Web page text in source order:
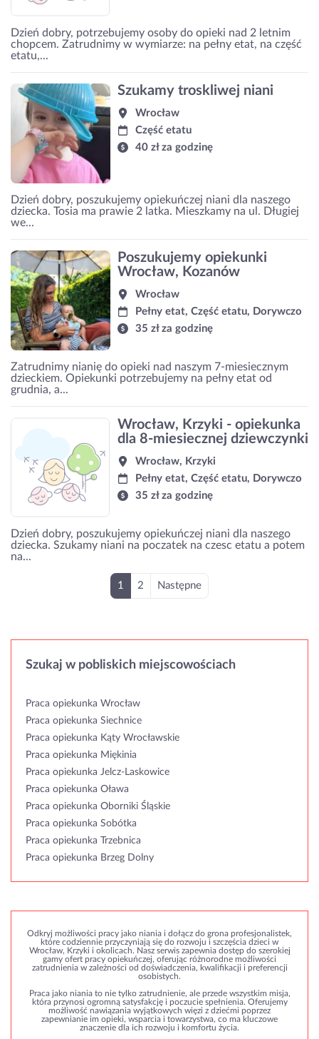
Dzień dobry, potrzebujemy osoby do opieki nad 2 letnim
chopcem. Zatrudnimy w wymiarze: na pełny etat, na część
etatu,...
Szukamy troskliwej niani
Wrocław
Część etatu
40 zł za godzinę
Dzień dobry, poszukujemy opiekuńczej niani dla naszego
dziecka. Tosia ma prawie 2 latka. Mieszkamy na ul. Długiej
we...
Poszukujemy opiekunki
Wrocław, Kozanów
Wrocław
Pełny etat, Część etatu, Dorywczo
35 zł za godzinę
Zatrudnimy nianię do opieki nad naszym 7-miesiecznym
dzieckiem. Opiekunki potrzebujemy na pełny etat od
grudnia, a...
Wrocław, Krzyki - opiekunka
dla 8-miesiecznej dziewczynki
Wrocław, Krzyki
Pełny etat, Część etatu, Dorywczo
35 zł za godzinę
Dzień dobry, poszukujemy opiekuńczej niani dla naszego
dziecka. Szukamy niani na poczatek na czesc etatu a potem
na...
1 2 Następne
Szukaj w pobliskich miejscowościach
Praca opiekunka Wrocław
Praca opiekunka Siechnice
Praca opiekunka Kąty Wrocławskie
Praca opiekunka Miękinia
Praca opiekunka Jelcz-Laskowice
Praca opiekunka Oława
Praca opiekunka Oborniki Śląskie
Praca opiekunka Sobótka
Praca opiekunka Trzebnica
Praca opiekunka Brzeg Dolny
Odkryj możliwości pracy jako niania i dołącz do grona profesjonalistek,
które codziennie przyczyniają się do rozwoju i szczęścia dzieci w
Wrocław, Krzyki i okolicach. Nasz serwis zapewnia dostęp do szerokiej
gamy ofert pracy opiekuńczej, oferując różnorodne możliwości
zatrudnienia w zależności od doświadczenia, kwalifikacji i preferencji
osobistych.
Praca jako niania to nie tylko zatrudnienie, ale przede wszystkim misja,
która przynosi ogromną satysfakcję i poczucie spełnienia. Oferujemy
możliwość nawiązania wyjątkowych więzi z dziećmi poprzez
zapewnianie im opieki, wsparcia i towarzystwa, co ma kluczowe
znaczenie dla ich rozwoju i komfortu życia.